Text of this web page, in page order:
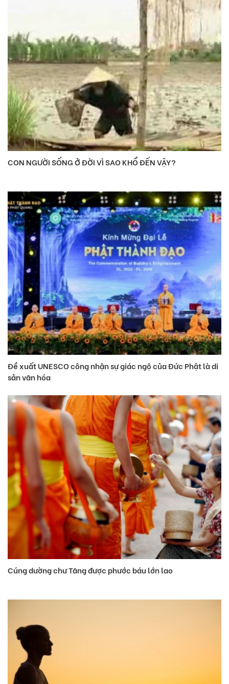
CON NGƯỜI SỐNG Ở ĐỜI VÌ SAO KHỔ ĐẾN VẬY?
Đề xuất UNESCO công nhận sự giác ngộ của Đức Phật là di
sản văn hóa
Cúng dường chư Tăng được phước báu lớn lao